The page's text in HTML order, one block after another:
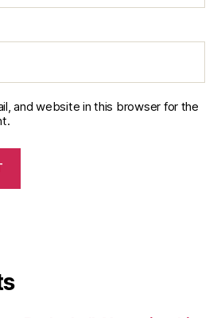
and website in this browser for the